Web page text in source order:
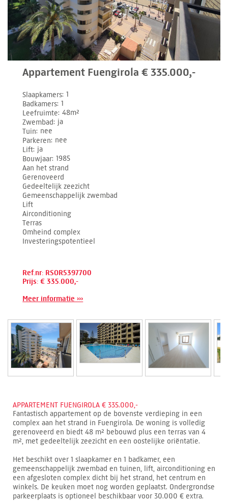
Appartement Fuengirola € 335.000,-
Slaapkamers 1
Badkamers 1
Leefruimte 48m²
Zwembad ja
Tuin nee
Parkeren nee
Lift ja
Bouwjaar 1985
Aan het strand
Gerenoveerd
Gedeeltelijk zeezicht
Gemeenschappelijk zwembad
Lift
Airconditioning
Terras
Omheind complex
Investeringspotentieel
Ref.nr: RSOR5397700
Prijs: € 335.000,-
Meer informatie ›››
APPARTEMENT FUENGIROLA € 335.000,-
Fantastisch appartement op de bovenste verdieping in een
complex aan het strand in Fuengirola. De woning is volledig
gerenoveerd en biedt 48 m² bebouwd plus een terras van 4
m², met gedeeltelijk zeezicht en een oostelijke oriëntatie.
Het beschikt over 1 slaapkamer en 1 badkamer, een
gemeenschappelijk zwembad en tuinen, lift, airconditioning en
een afgesloten complex dicht bij het strand, het centrum en
winkels. De keuken moet nog worden geplaatst. Ondergrondse
parkeerplaats is optioneel beschikbaar voor 30.000 € extra.